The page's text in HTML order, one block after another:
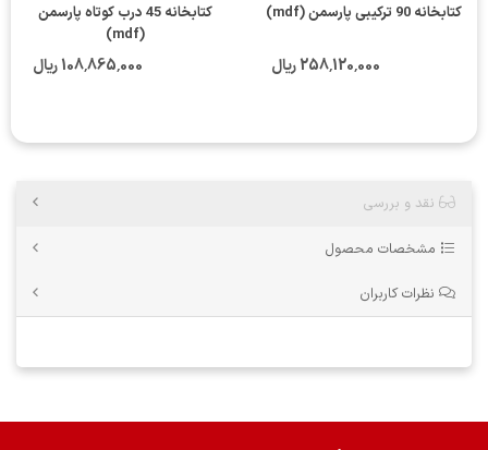
کتابخانه 90 ترکیبی پارسمن (mdf)
258٬120٬000 ریال
کتابخانه 45 درب کوتاه پارسمن
(mdf)
108٬865٬000 ریال
نقد و بررسی
مشخصات محصول
نظرات کاربران